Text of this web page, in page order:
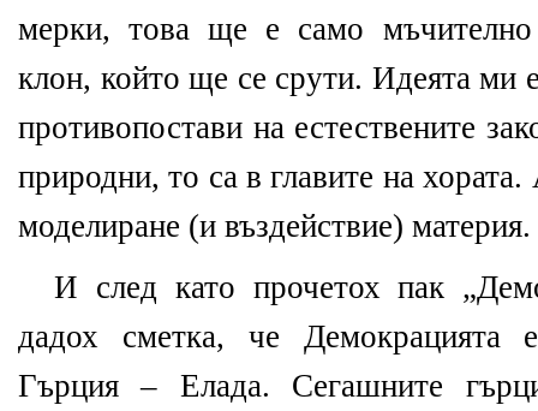
мерки, това ще е само
клон, който ще се срути. Идеята ми
противопостави на естествените
природни, то са в главите на
моделиране (и въздействие) материя.
И след като прочетох пак
дадох сметка, че Демокрацията
Гърция – Елада. Сегашните